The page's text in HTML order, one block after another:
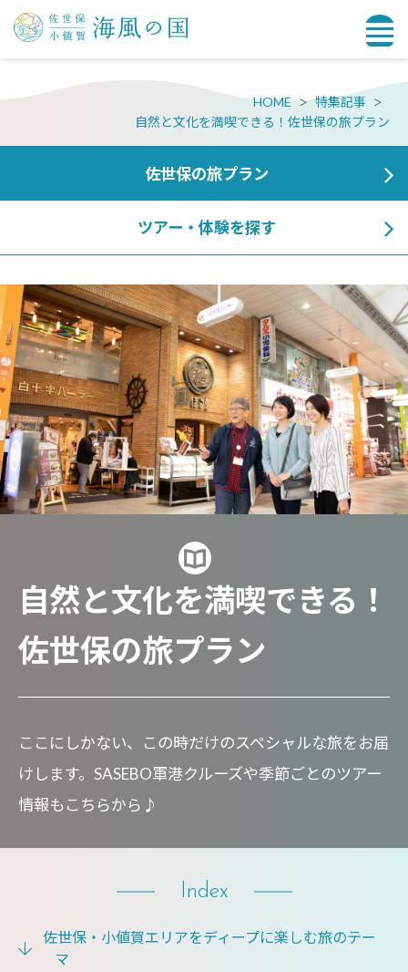
HOME
特集記事
自然と文化を満喫できる！佐世保の旅プラン
佐世保の旅プラン
ツアー・体験を探す
自然と文化を満喫できる！
佐世保の旅プラン
ここにしかない、この時だけのスペシャルな旅をお届
けします。SASEBO軍港クルーズや季節ごとのツアー
情報もこちらから♪
Index
佐世保・小値賀エリアをディープに楽しむ旅のテー
マ